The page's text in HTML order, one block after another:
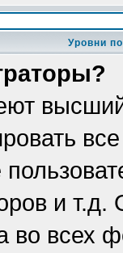
Уровни
и
во всех